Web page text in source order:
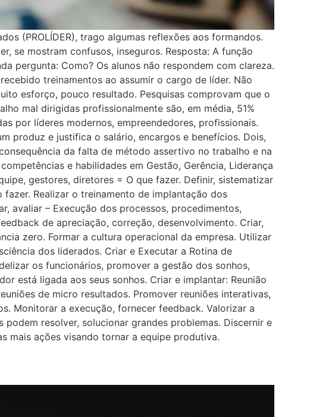
(PROLÍDER), trago algumas reflexões aos formandos.
se mostram confusos, inseguros. Resposta: A função
pergunta: Como? Os alunos não respondem com clareza.
treinamentos ao assumir o cargo de líder. Não
esforço, pouco resultado. Pesquisas comprovam que o
mal dirigidas profissionalmente são, em média, 51%
por líderes modernos, empreendedores, profissionais.
produz e justifica o salário, encargos e benefícios. Dois,
da falta de método assertivo no trabalho e na
e habilidades em Gestão, Gerência, Liderança
gestores, diretores = O que fazer. Definir, sistematizar
Realizar o treinamento de implantação dos
avaliar – Execução dos processos, procedimentos,
de apreciação, correção, desenvolvimento. Criar,
zero. Formar a cultura operacional da empresa. Utilizar
dos liderados. Criar e Executar a Rotina de
os funcionários, promover a gestão dos sonhos,
está ligada aos seus sonhos. Criar e implantar: Reunião
de micro resultados. Promover reuniões interativas,
Monitorar a execução, fornecer feedback. Valorizar a
resolver, solucionar grandes problemas. Discernir e
mais ações visando tornar a equipe produtiva.